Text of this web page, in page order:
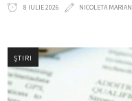
8 IULIE 2026 NICOLETA MARIAN
ȘTIRI